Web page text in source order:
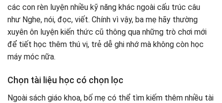
các con rèn luyện nhiều kỹ năng khác ngoài cấu trúc câu
như Nghe, nói, đọc, viết. Chính vì vậy, ba mẹ hãy thường
xuyên ôn luyện kiến thức cũ thông qua những trò chơi mới
để tiết học thêm thú vị, trẻ dễ ghi nhớ mà không còn học
máy móc nữa.
Chọn tài liệu học có chọn lọc
Ngoài sách giáo khoa, bố mẹ có thể tìm kiếm thêm nhiều tài